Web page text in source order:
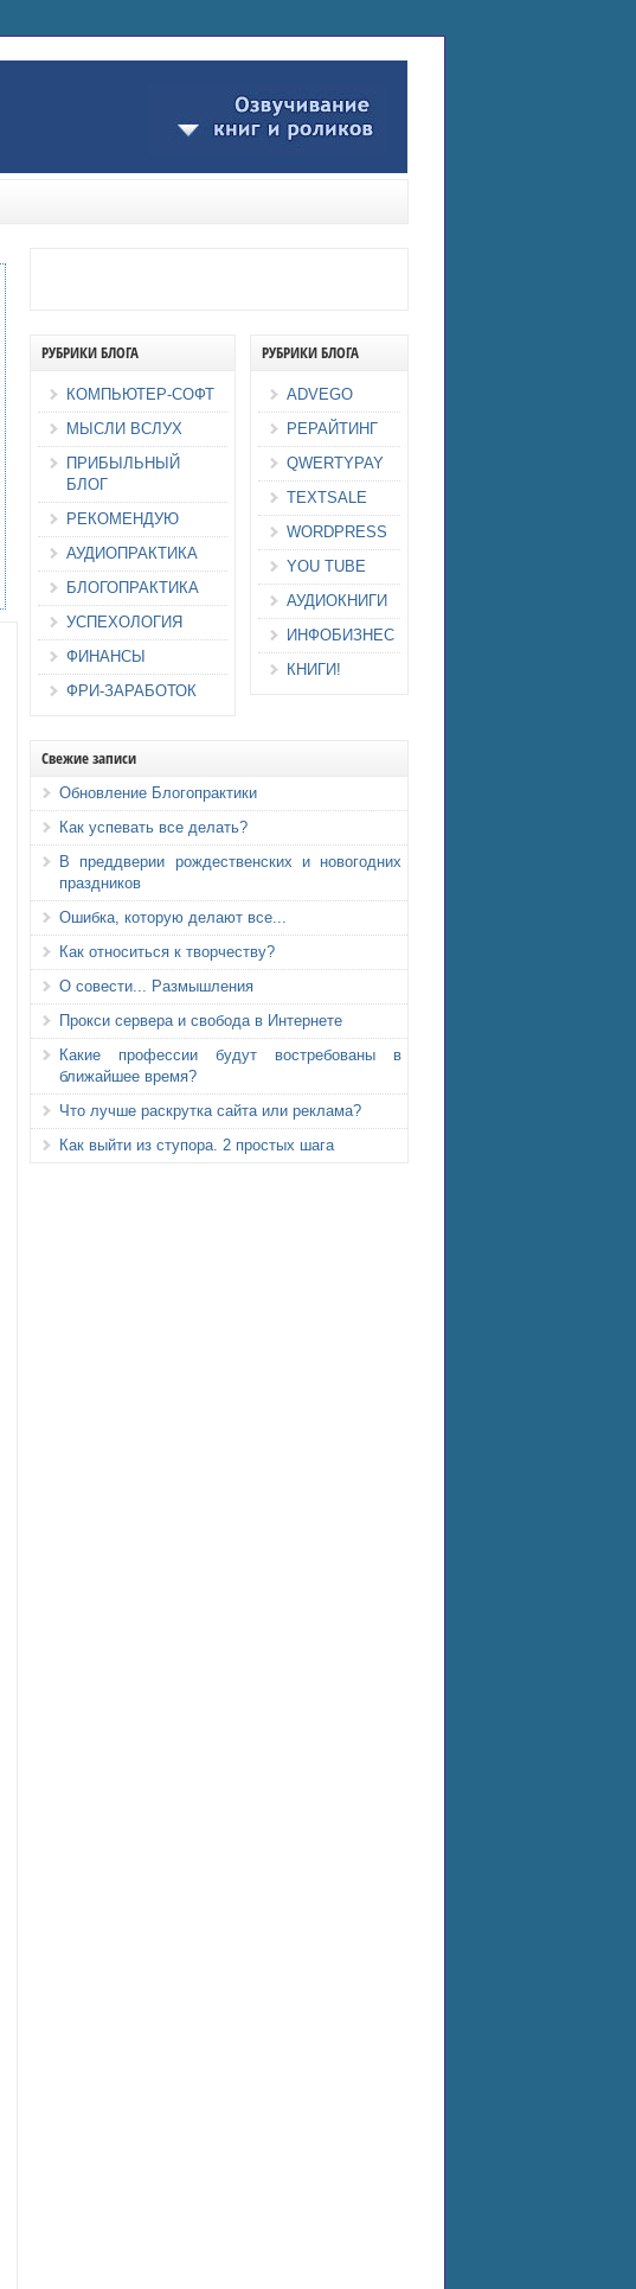
РУБРИКИ БЛОГА
КОМПЬЮТЕР-СОФТ
МЫСЛИ ВСЛУХ
ПРИБЫЛЬНЫЙ
БЛОГ
РЕКОМЕНДУЮ
АУДИОПРАКТИКА
БЛОГОПРАКТИКА
УСПЕХОЛОГИЯ
ФИНАНСЫ
ФРИ-ЗАРАБОТОК
РУБРИКИ БЛОГА
ADVEGO
РЕРАЙТИНГ
QWERTYPAY
TEXTSALE
WORDPRESS
YOU TUBE
АУДИОКНИГИ
ИНФОБИЗНЕС
КНИГИ!
Свежие записи
Обновление Блогопрактики
Как успевать все делать?
В преддверии рождественских и новогодних
праздников
Ошибка, которую делают все...
Как относиться к творчеству?
О совести... Размышления
Прокси сервера и свобода в Интернете
Какие профессии будут востребованы в
ближайшее время?
Что лучше раскрутка сайта или реклама?
Как выйти из ступора. 2 простых шага